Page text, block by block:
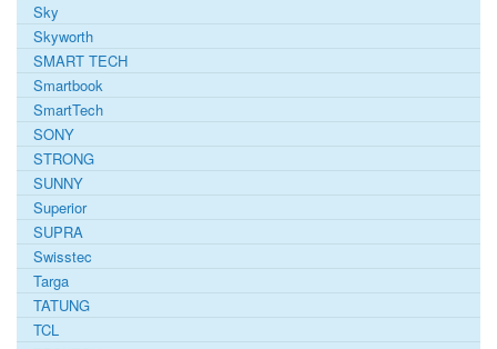
Sky
Skyworth
SMART TECH
Smartbook
SmartTech
SONY
STRONG
SUNNY
Superior
SUPRA
Swisstec
Targa
TATUNG
TCL